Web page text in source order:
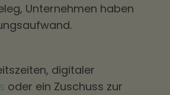
Unternehmen haben
digitaler
oder ein Zuschuss zur